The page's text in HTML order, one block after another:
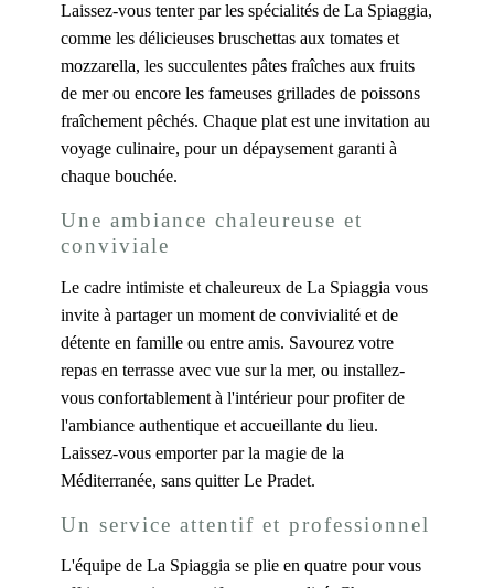
Laissez-vous tenter par les spécialités de La Spiaggia,
comme les délicieuses bruschettas aux tomates et
mozzarella, les succulentes pâtes fraîches aux fruits
de mer ou encore les fameuses grillades de poissons
fraîchement pêchés. Chaque plat est une invitation au
voyage culinaire, pour un dépaysement garanti à
chaque bouchée.
Une ambiance chaleureuse et
conviviale
Le cadre intimiste et chaleureux de La Spiaggia vous
invite à partager un moment de convivialité et de
détente en famille ou entre amis. Savourez votre
repas en terrasse avec vue sur la mer, ou installez-
vous confortablement à l'intérieur pour profiter de
l'ambiance authentique et accueillante du lieu.
Laissez-vous emporter par la magie de la
Méditerranée, sans quitter Le Pradet.
Un service attentif et professionnel
L'équipe de La Spiaggia se plie en quatre pour vous